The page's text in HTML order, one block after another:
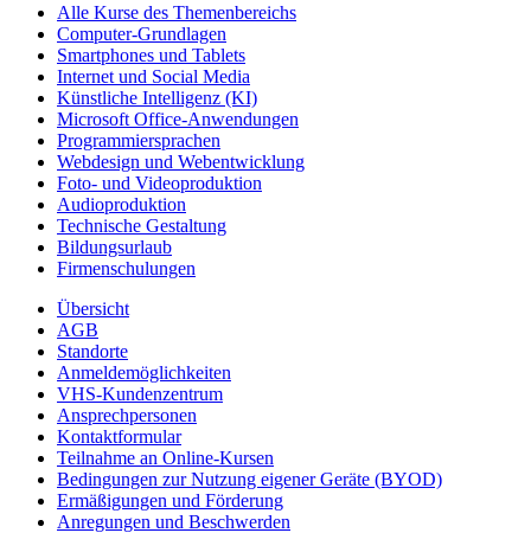
Alle Kurse des Themenbereichs
Computer-Grundlagen
Smartphones und Tablets
Internet und Social Media
Künstliche Intelligenz (KI)
Microsoft Office-Anwendungen
Programmiersprachen
Webdesign und Webentwicklung
Foto- und Videoproduktion
Audioproduktion
Technische Gestaltung
Bildungsurlaub
Firmenschulungen
Übersicht
AGB
Standorte
Anmeldemöglichkeiten
VHS-Kundenzentrum
Ansprechpersonen
Kontaktformular
Teilnahme an Online-Kursen
Bedingungen zur Nutzung eigener Geräte (BYOD)
Ermäßigungen und Förderung
Anregungen und Beschwerden